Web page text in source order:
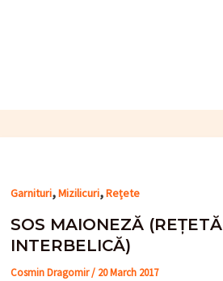
Garnituri,Mizilicuri,Rețete
SOS MAIONEZĂ (REȚETĂ
INTERBELICĂ)
Cosmin Dragomir/ 20 March 2017